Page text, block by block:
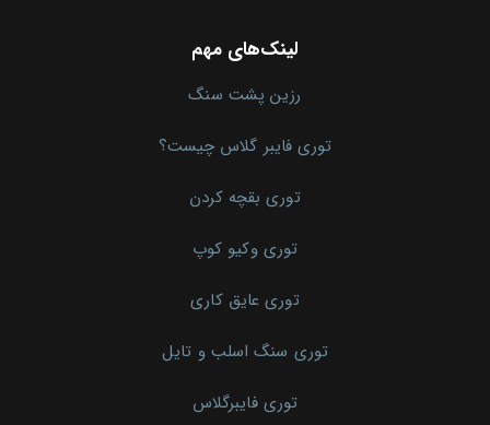
لینک‌های مهم
رزین پشت سنگ
توری فایبر گلاس چیست؟
توری بقچه کردن
توری وکیو کوپ
توری عایق کاری
توری سنگ اسلب و تایل
توری فایبرگلاس